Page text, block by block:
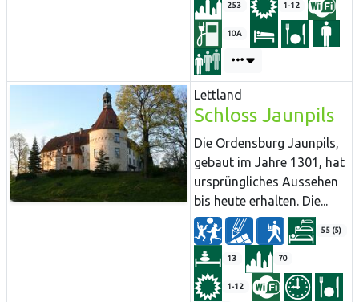
253 1-12
10A
Lettland
Schloss Jaunpils
Die Ordensburg Jaunpils,
gebaut im Jahre 1301, hat
ursprüngliches Aussehen
bis heute erhalten. Die...
55 (5)
13 70
1-12